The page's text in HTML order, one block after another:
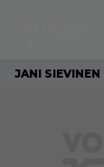
JANI SIEVINEN